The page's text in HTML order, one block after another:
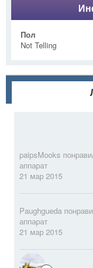
Пол
Not Telling
paipsMooks
аппарат
21 мар 2015
Paughgueda
аппарат
21 мар 2015